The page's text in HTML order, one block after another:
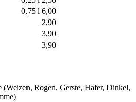
0,75 l 6,00
2,90
3,90
3,90
(Weizen, Rogen, Gerste, Hafer, Dinkel,